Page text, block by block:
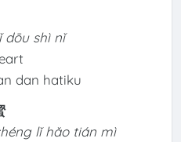
dōu shì nǐ
dan hatiku
lǐ hǎo tián mì